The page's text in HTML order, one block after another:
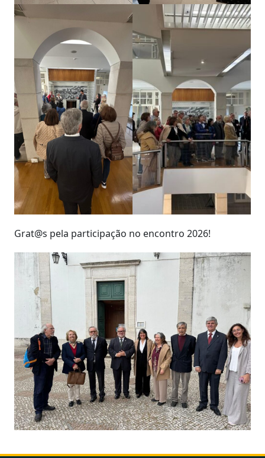
Grat@s pela participação no encontro 2026!